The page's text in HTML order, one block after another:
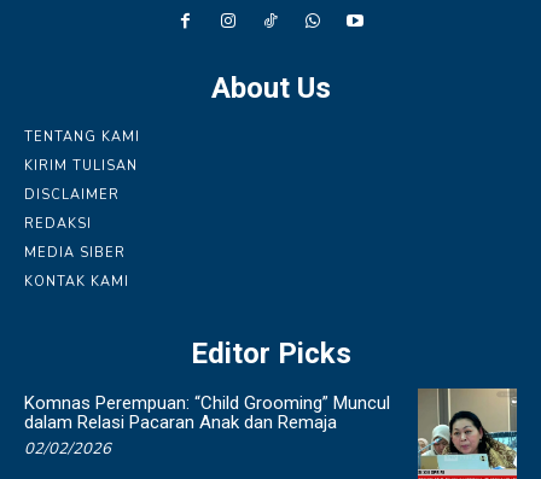
About Us
TENTANG KAMI
KIRIM TULISAN
DISCLAIMER
REDAKSI
MEDIA SIBER
KONTAK KAMI
Editor Picks
Komnas Perempuan: “Child Grooming” Muncul
dalam Relasi Pacaran Anak dan Remaja
02/02/2026